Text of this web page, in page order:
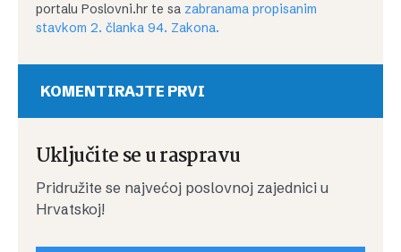
portalu Poslovni.hr te sa zabranama propisanim
stavkom 2. članka 94. Zakona.
KOMENTIRAJTE PRVI
Uključite se u raspravu
Pridružite se najvećoj poslovnoj zajednici u
Hrvatskoj!